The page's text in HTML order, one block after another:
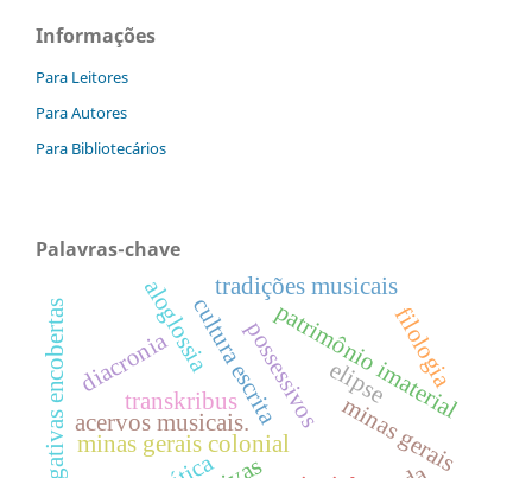
Informações
Para Leitores
Para Autores
Para Bibliotecários
Palavras-chave
minas gerais colonial
cultura escritapatrimônio imaterial
minas gerais
interrogativas encobertas elipse
tradições musicais
acervos musicais.possessivos filologia
transkribus
aloglossia
diacronia